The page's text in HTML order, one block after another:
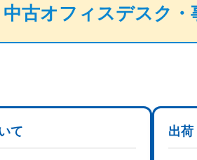
中古オフィスデスク・
て 出荷